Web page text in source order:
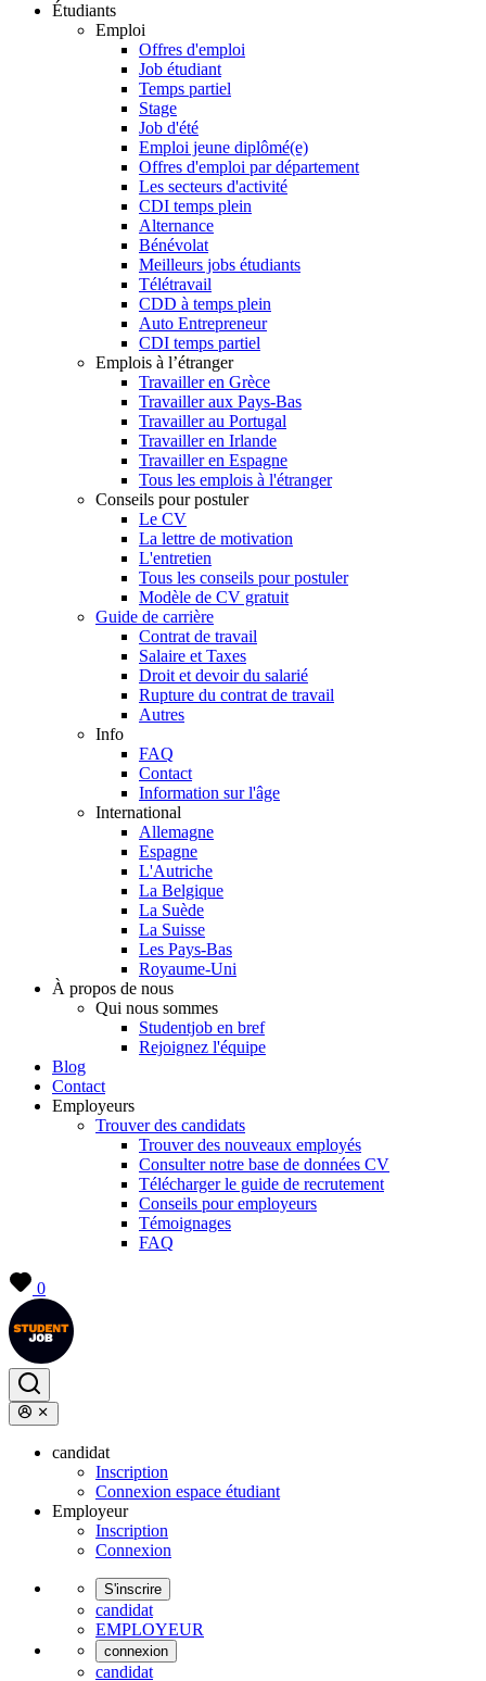
Étudiants
Emploi
Offres d'emploi
Job étudiant
Temps partiel
Stage
Job d'été
Emploi jeune diplômé(e)
Offres d'emploi par département
Les secteurs d'activité
CDI temps plein
Alternance
Bénévolat
Meilleurs jobs étudiants
Télétravail
CDD à temps plein
Auto Entrepreneur
CDI temps partiel
Emplois à l’étranger
Travailler en Grèce
Travailler aux Pays-Bas
Travailler au Portugal
Travailler en Irlande
Travailler en Espagne
Tous les emplois à l'étranger
Conseils pour postuler
Le CV
La lettre de motivation
L'entretien
Tous les conseils pour postuler
Modèle de CV gratuit
Guide de carrière
Contrat de travail
Salaire et Taxes
Droit et devoir du salarié
Rupture du contrat de travail
Autres
Info
FAQ
Contact
Information sur l'âge
International
Allemagne
Espagne
L'Autriche
La Belgique
La Suède
La Suisse
Les Pays-Bas
Royaume-Uni
À propos de nous
Qui nous sommes
Studentjob en bref
Rejoignez l'équipe
Blog
Contact
Employeurs
Trouver des candidats
Trouver des nouveaux employés
Consulter notre base de données CV
Télécharger le guide de recrutement
Conseils pour employeurs
Témoignages
FAQ
0
candidat
Inscription
Connexion espace étudiant
Employeur
Inscription
Connexion
S'inscrire
candidat
EMPLOYEUR
connexion
candidat